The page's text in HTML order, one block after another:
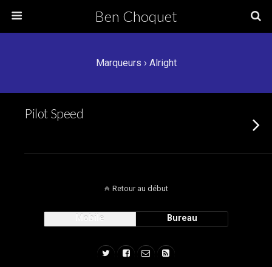
Ben Choquet
Marqueurs › Alright
Pilot Speed
Retour au début
Mobile Bureau